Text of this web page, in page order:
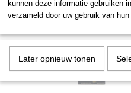
kunnen deze informatie gebruiken
verzameld door uw gebruik van
Later opnieuw tonen